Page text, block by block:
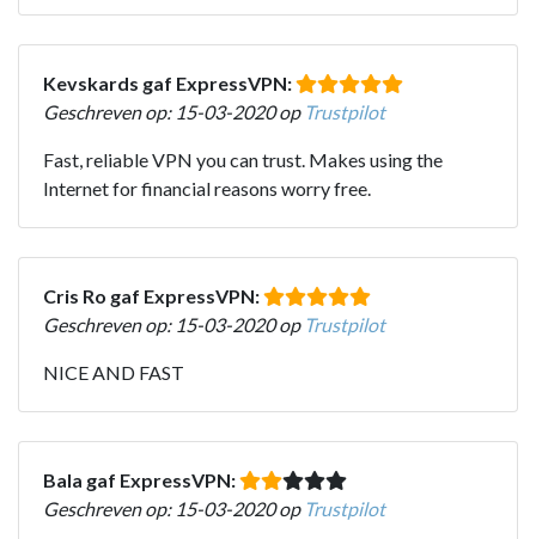
Kevskards gaf ExpressVPN:
Geschreven op: 15-03-2020 op Trustpilot
Fast, reliable VPN you can trust. Makes using the
Internet for financial reasons worry free.
Cris Ro gaf ExpressVPN:
Geschreven op: 15-03-2020 op Trustpilot
NICE AND FAST
Bala gaf ExpressVPN:
Geschreven op: 15-03-2020 op Trustpilot